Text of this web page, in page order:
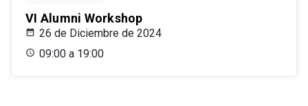
VI Alumni Workshop
26 de Diciembre de 2024
09:00 a 19:00